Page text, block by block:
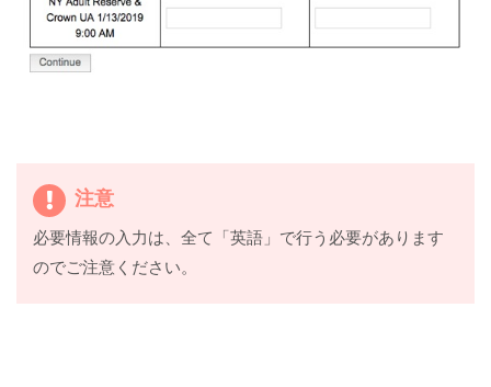
注意
必要情報の入力は、全て「英語」で行う必要があります
のでご注意ください。